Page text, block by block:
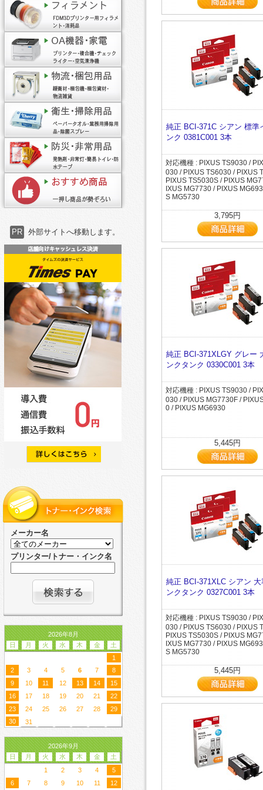
PR 外部サイトへ移動します。
メーカー名
プリンター/トナー・インク名
2026年8月
日
月 火 水 木 金
土
1
2
3 4 5 6 7
8
9
10 11 12 13 14
15
16
17 18 19 20 21
22
23
24 25 26 27 28
29
30
31
2026年9月
日
月 火 水 木 金
土
1
2 3 4
5
6
7 8 9 10 11 12
純正 BCI-371C シアン 標準
ンク 0381C001 3本
対応機種 : PIXUS TS9030 /
030 / PIXUS TS6030 / PIXUS
PIXUS TS5030S / PIXUS
IXUS MG7730 / PIXUS
S MG5730
3,795円
純正 BCI-371XLGY グレー
ンクタンク 0330C001 3本
対応機種 : PIXUS TS9030 /
030 / PIXUS MG7730F /
0 / PIXUS MG6930
5,445円
純正 BCI-371XLC シアン 大
ンクタンク 0327C001 3本
対応機種 : PIXUS TS9030 /
030 / PIXUS TS6030 / PIXUS
PIXUS TS5030S / PIXUS
IXUS MG7730 / PIXUS
S MG5730
5,445円